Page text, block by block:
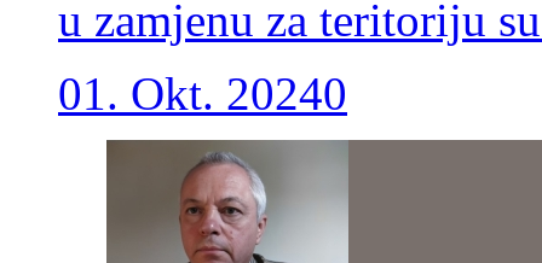
u zamjenu za teritoriju
01. Okt. 20240